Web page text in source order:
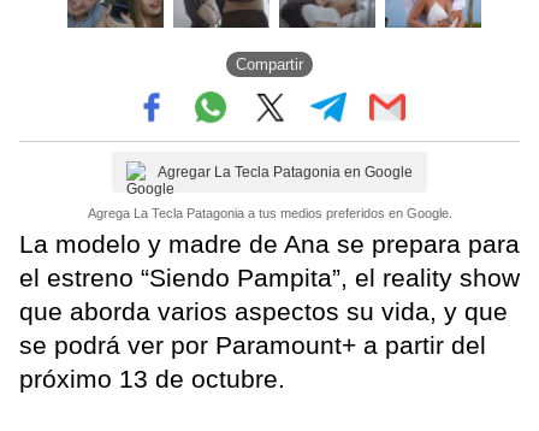
Compartir
Agregar La Tecla Patagonia en Google
Agrega La Tecla Patagonia a tus medios preferidos en Google.
La modelo y madre de Ana se prepara para
el estreno “Siendo Pampita”, el reality show
que aborda varios aspectos su vida, y que
se podrá ver por Paramount+ a partir del
próximo 13 de octubre.